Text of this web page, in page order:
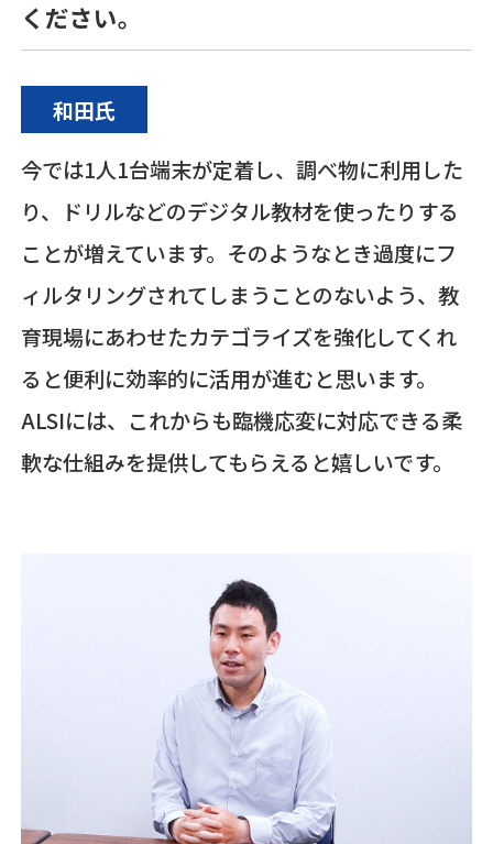
ください。
和田氏
今では1人1台端末が定着し、調べ物に利用した
り、ドリルなどのデジタル教材を使ったりする
ことが増えています。そのようなとき過度にフ
ィルタリングされてしまうことのないよう、教
育現場にあわせたカテゴライズを強化してくれ
ると便利に効率的に活用が進むと思います。
ALSIには、これからも臨機応変に対応できる柔
軟な仕組みを提供してもらえると嬉しいです。